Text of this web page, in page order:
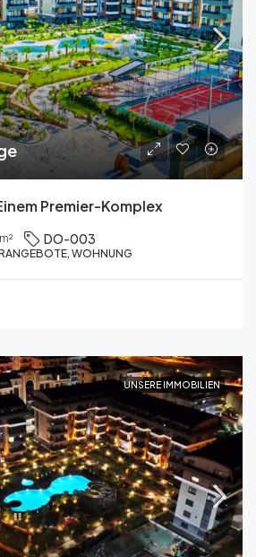
Premier-Komplex
m² DO-003
WOHNUNG
UNSERE IMMOBILIEN